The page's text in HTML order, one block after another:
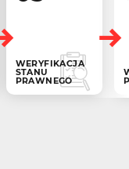
WERYFIKACJA
STANU
PRAWNEGO